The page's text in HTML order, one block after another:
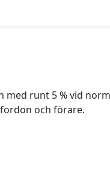
runt 5 % vid
och förare.